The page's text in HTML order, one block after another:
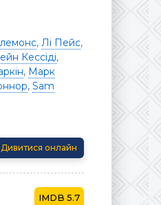
, Лі Пейс,
Кессіді,
, Марк
, Sam
Дивитися онлайн
5.7